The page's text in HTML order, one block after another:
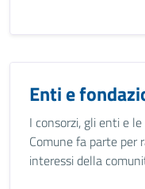
Enti e
I consorzi, gli enti e
Comune fa parte per
interessi della